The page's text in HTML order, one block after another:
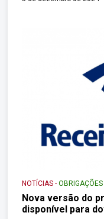
NOTÍCIAS -
Nova versão do
disponível para